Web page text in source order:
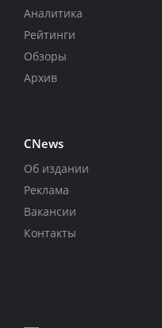
Аналитика
Рейтинги
Обзоры
Архив
CNews
Об издании
Реклама
Вакансии
Контакты